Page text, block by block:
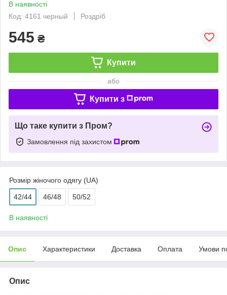
В наявності
Код: 4161 черный
Роздріб
545 ₴
Купити
або
Купити з
Що таке купити з Пром?
Замовлення під захистом
Розмір жіночого одягу (UA)
42/44 46/48 50/52
В наявності
Опис Характеристики Доставка Оплата Умови
Опис